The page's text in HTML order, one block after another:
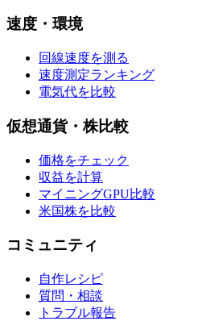
速度・環境
回線速度を測る
速度測定ランキング
電気代を比較
仮想通貨・株比較
価格をチェック
収益を計算
マイニングGPU比較
米国株を比較
コミュニティ
自作レシピ
質問・相談
トラブル報告